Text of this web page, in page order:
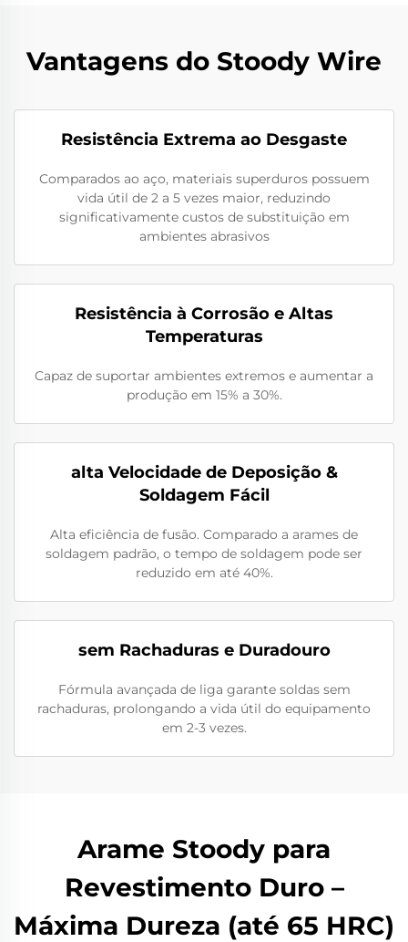
Vantagens do Stoody Wire
Resistência Extrema ao Desgaste
Comparados ao aço, materiais superduros possuem
vida útil de 2 a 5 vezes maior, reduzindo
significativamente custos de substituição em
ambientes abrasivos
Resistência à Corrosão e Altas
Temperaturas
Capaz de suportar ambientes extremos e aumentar a
produção em 15% a 30%.
alta Velocidade de Deposição &
Soldagem Fácil
Alta eficiência de fusão. Comparado a arames de
soldagem padrão, o tempo de soldagem pode ser
reduzido em até 40%.
sem Rachaduras e Duradouro
Fórmula avançada de liga garante soldas sem
rachaduras, prolongando a vida útil do equipamento
em 2-3 vezes.
Arame Stoody para
Revestimento Duro –
Máxima Dureza (até 65 HRC)